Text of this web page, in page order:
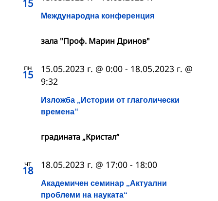
15
Международна конференция
зала "Проф. Марин Дринов"
пн
15
Изложба „Истории от глаголически
времена“
15.05.2023 г. @ 0:00 - 18.05.2023 г. @
9:32
градината „Кристал“
чт
18
Академичен семинар „Актуални
проблеми на науката“
18.05.2023 г. @ 17:00 - 18:00